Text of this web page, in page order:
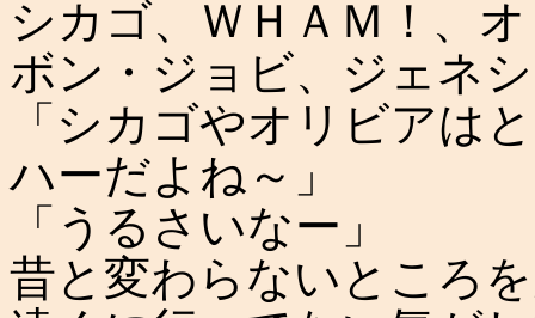
シカゴ、ＷＨＡＭ！、
ボン・ジョビ、ジェネ
「シカゴやオリビアは
ハーだよね～」
「うるさいなー」
昔と変わらないところ